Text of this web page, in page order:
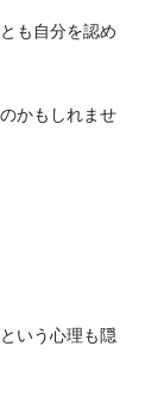
も自分を認め
かもしれませ
いう心理も隠